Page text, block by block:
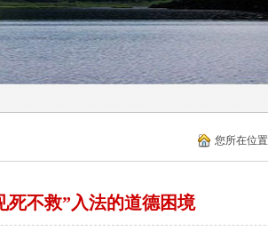
您所在位置
死不救”入法的道德困境